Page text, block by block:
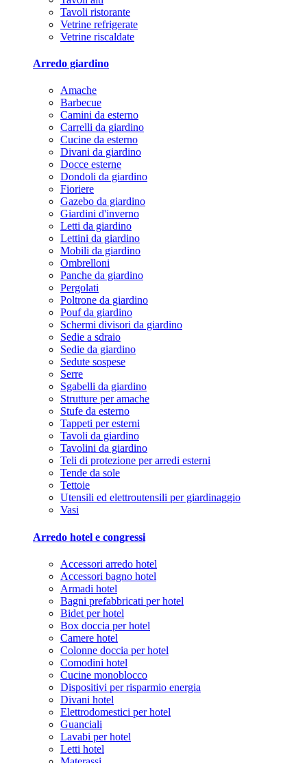
Tavoli ristorante
Vetrine refrigerate
Vetrine riscaldate
Arredo giardino
Amache
Barbecue
Camini da esterno
Carrelli da giardino
Cucine da esterno
Divani da giardino
Docce esterne
Dondoli da giardino
Fioriere
Gazebo da giardino
Giardini d'inverno
Letti da giardino
Lettini da giardino
Mobili da giardino
Ombrelloni
Panche da giardino
Pergolati
Poltrone da giardino
Pouf da giardino
Schermi divisori da giardino
Sedie a sdraio
Sedie da giardino
Sedute sospese
Serre
Sgabelli da giardino
Strutture per amache
Stufe da esterno
Tappeti per esterni
Tavoli da giardino
Tavolini da giardino
Teli di protezione per arredi esterni
Tende da sole
Tettoie
Utensili ed elettroutensili per giardinaggio
Vasi
Arredo hotel e congressi
Accessori arredo hotel
Accessori bagno hotel
Armadi hotel
Bagni prefabbricati per hotel
Bidet per hotel
Box doccia per hotel
Camere hotel
Colonne doccia per hotel
Comodini hotel
Cucine monoblocco
Dispositivi per risparmio energia
Divani hotel
Elettrodomestici per hotel
Guanciali
Lavabi per hotel
Letti hotel